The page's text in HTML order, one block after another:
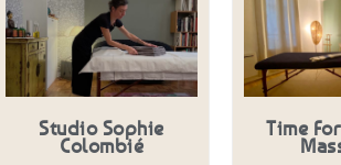
Studio Sophie
Colombié
Time